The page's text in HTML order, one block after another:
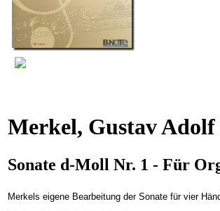
Merkel, Gustav Adolf
Sonate d-Moll Nr. 1 - Für
Merkels eigene Bearbeitung der Sonate für vier